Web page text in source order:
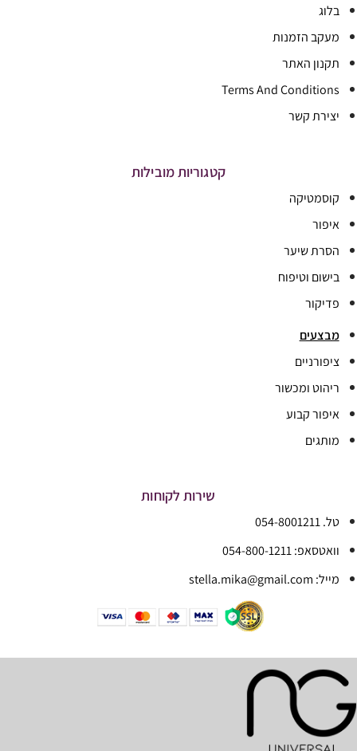
בלוג
מעקב הזמנות
תקנון האתר
Terms And Conditions
יצירת קשר
קטגוריות מובילות
קוסמטיקה
איפור
הסרת שיער
בישום וטיפוח
פדיקור
מבצעים
ציפורניים
ריהוט ומכשור
איפור קבוע
מותגים
שירות לקוחות
טל. 054-8001211
וואטסאפ: 054-800-1211
מייל: stella.mika@gmail.com